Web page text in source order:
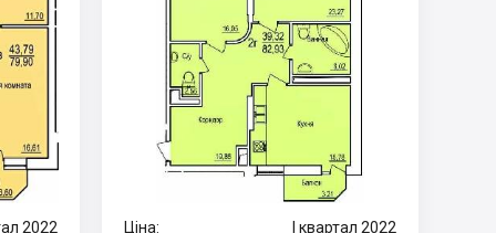
2022 Ціна: I квартал 2022